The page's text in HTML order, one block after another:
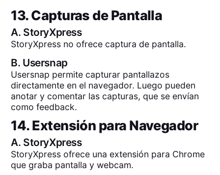
13. Capturas de Pantalla
A. StoryXpress
StoryXpress no ofrece captura de pantalla.
B. Usersnap
Usersnap permite capturar pantallazos
directamente en el navegador. Luego pueden
anotar y comentar las capturas, que se envían
como feedback.
14. Extensión para Navegador
A. StoryXpress
StoryXpress ofrece una extensión para Chrome
que graba pantalla y webcam.